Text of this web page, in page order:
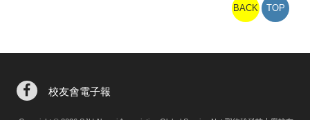
BACK TOP
校友會電子報